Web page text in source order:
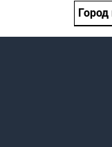
Город